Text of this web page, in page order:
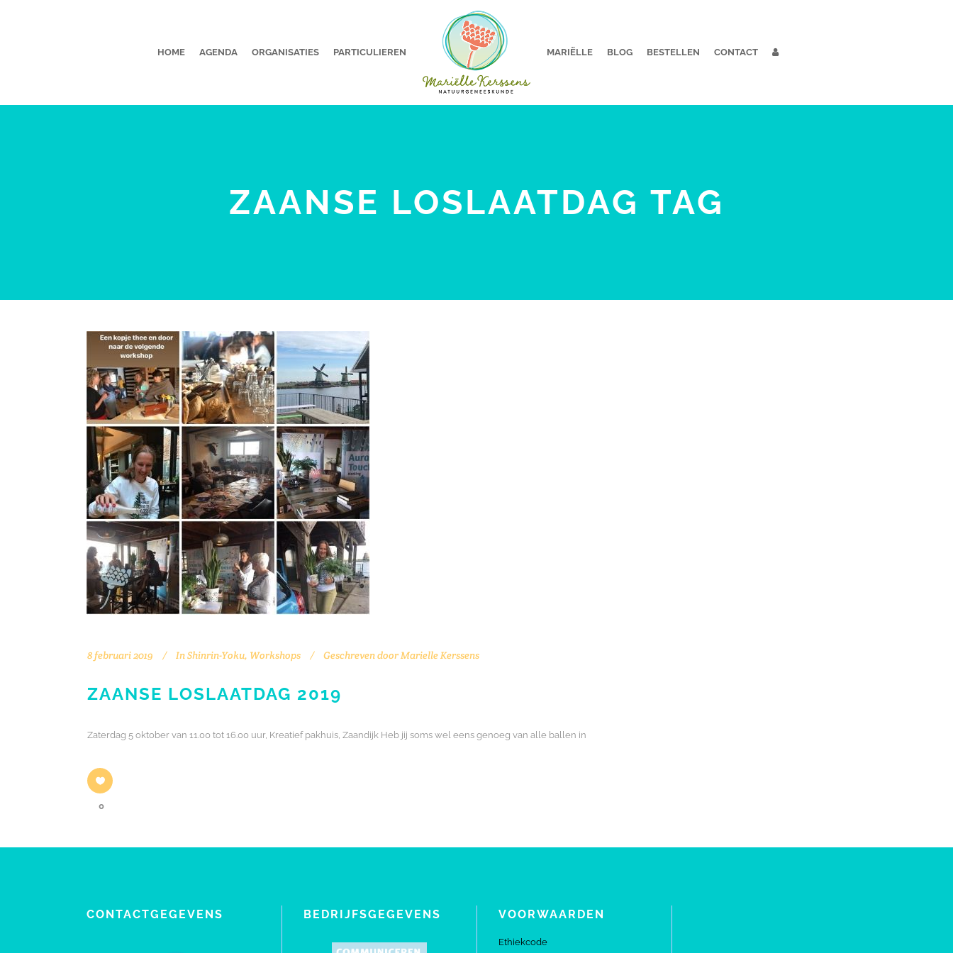
HOME AGENDA ORGANISATIES PARTICULIEREN MARIËLLE BLOG BESTELLEN CONTACT
ZAANSE LOSLAATDAG TAG
8 februari 2019 InShinrin-Yoku, Workshops Geschreven doorMarielle Kerssens
ZAANSE LOSLAATDAG 2019
Zaterdag 5 oktober van 11.00 tot 16.00 uur, Kreatief pakhuis , Zaandijk Heb jij soms wel eens genoeg van alle ballen in
0
CONTACTGEGEVENS BEDRIJFSGEGEVENS VOORWAARDEN
Ethiekcode